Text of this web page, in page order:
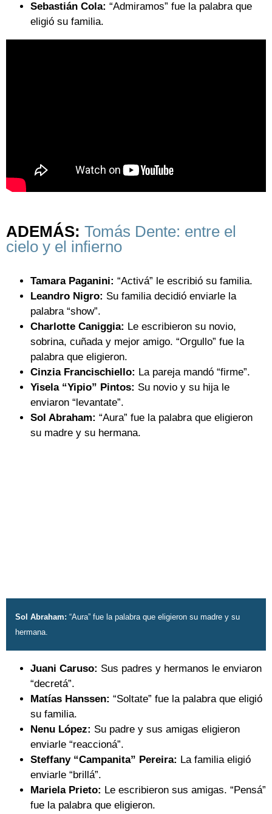
Sebastián Cola: “Admiramos” fue la palabra que
eligió su familia.
ADEMÁS: Tomás Dente: entre el
cielo y el infierno
Tamara Paganini: “Activá” le escribió su familia.
Leandro Nigro: Su familia decidió enviarle la
palabra “show”.
Charlotte Caniggia: Le escribieron su novio,
sobrina, cuñada y mejor amigo. “Orgullo” fue la
palabra que eligieron.
Cinzia Francischiello: La pareja mandó “firme”.
Yisela “Yipio” Pintos: Su novio y su hija le
enviaron “levantate”.
Sol Abraham: “Aura” fue la palabra que eligieron
su madre y su hermana.
Sol Abraham: “Aura” fue la palabra que eligieron su madre y su
hermana.
Juani Caruso: Sus padres y hermanos le enviaron
“decretá”.
Matías Hanssen: “Soltate” fue la palabra que eligió
su familia.
Nenu López: Su padre y sus amigas eligieron
enviarle “reaccioná”.
Steffany “Campanita” Pereira: La familia eligió
enviarle “brillá”.
Mariela Prieto: Le escribieron sus amigas. “Pensá”
fue la palabra que eligieron.